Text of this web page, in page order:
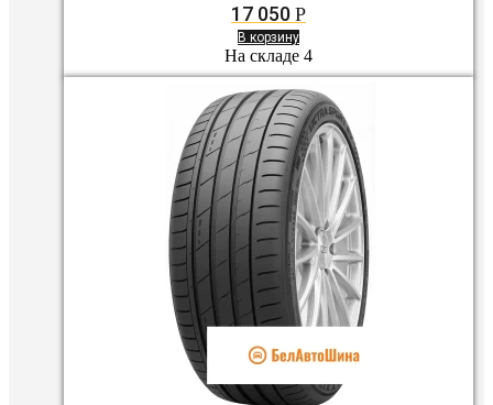
17 050 Р
В корзину
На складе 4